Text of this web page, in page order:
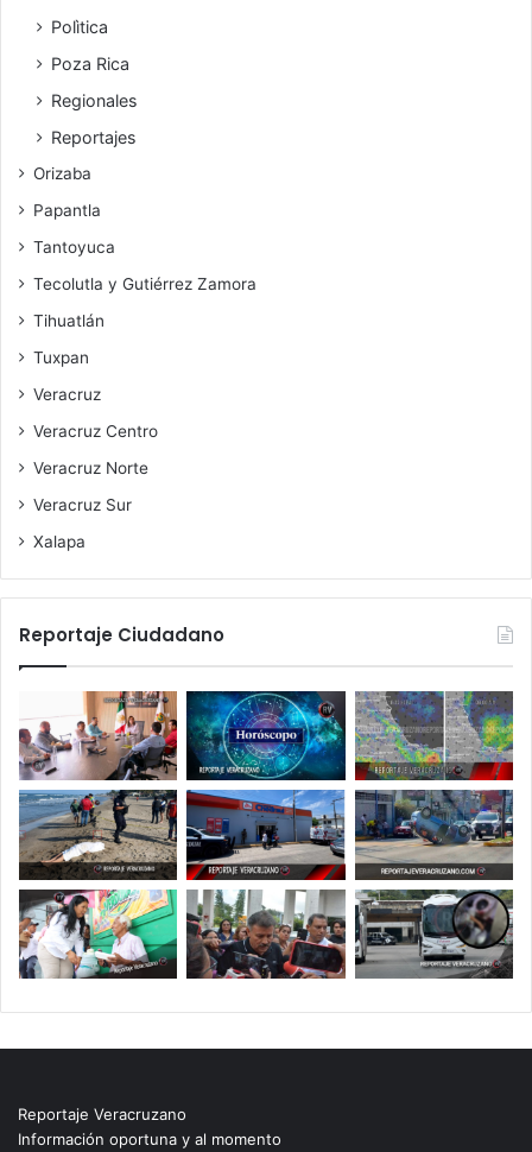
Polìtica
Poza Rica
Regionales
Reportajes
Orizaba
Papantla
Tantoyuca
Tecolutla y Gutiérrez Zamora
Tihuatlán
Tuxpan
Veracruz
Veracruz Centro
Veracruz Norte
Veracruz Sur
Xalapa
Reportaje Ciudadano
Reportaje Veracruzano
Información oportuna y al momento